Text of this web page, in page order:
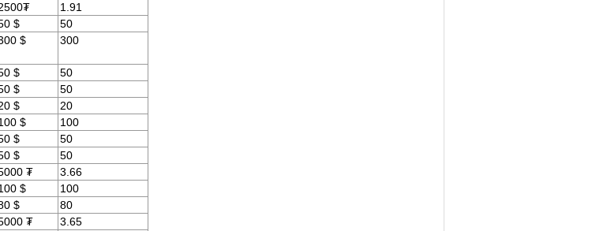
1.91
$
50
$ 300
$
50
$
50
$
20
$
100
$
50
$
50
₮
3.66
$
100
$
80
₮
3.65